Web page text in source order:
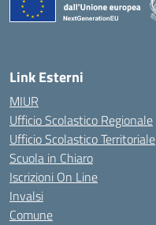
Link Esterni
MIUR
Ufficio Scolastico Regionale
Ufficio Scolastico Territoriale
Scuola in Chiaro
Iscrizioni On Line
Invalsi
Comune